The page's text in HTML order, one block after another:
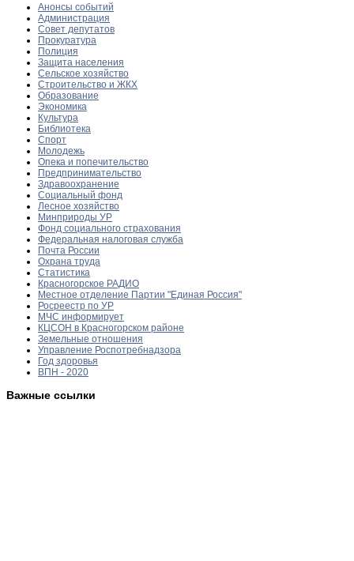
Анонсы событий
Администрация
Совет депутатов
Прокуратура
Полиция
Защита населения
Сельское хозяйство
Строительство и ЖКХ
Образование
Экономика
Культура
Библиотека
Спорт
Молодежь
Опека и попечительство
Предпринимательство
Здравоохранение
Социальный фонд
Лесное хозяйство
Минприроды УР
Фонд социального страхования
Федеральная налоговая служба
Почта России
Охрана труда
Статистика
Красногорское РАДИО
Местное отделение Партии "Единая Россия"
Росреестр по УР
МЧС информирует
КЦСОН в Красногорском районе
Земельные отношения
Управление Роспотребнадзора
Год здоровья
ВПН - 2020
Важные ссылки